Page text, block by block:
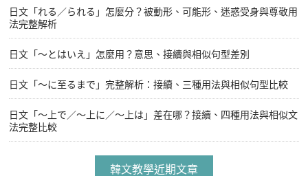
日文「れる／られる」怎麼分？被動形、可能形、迷惑受身與尊敬用
法完整解析
日文「〜とはいえ」怎麼用？意思、接續與相似句型差別
日文「〜に至るまで」完整解析：接續、三種用法與相似句型比較
日文「〜上で／〜上に／〜上は」差在哪？接續、四種用法與相似文
法完整比較
韓文教學近期文章